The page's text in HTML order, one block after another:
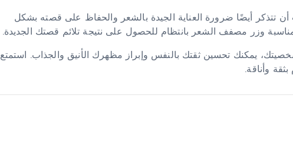
أن تتذكر أيضًا ضرورة العناية الجيدة بالشعر والحفاظ على قصته بشكل
وزر مصفف الشعر بانتظام للحصول على نتيجة تلائم قصتك الجديدة.
يمكنك تحسين ثقتك بالنفس وإبراز مظهرك الأنيق والجذاب. استمتع
وأناقة.